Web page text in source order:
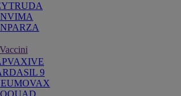
Vaccini
9